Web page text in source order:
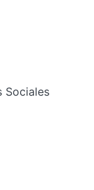
Sociales